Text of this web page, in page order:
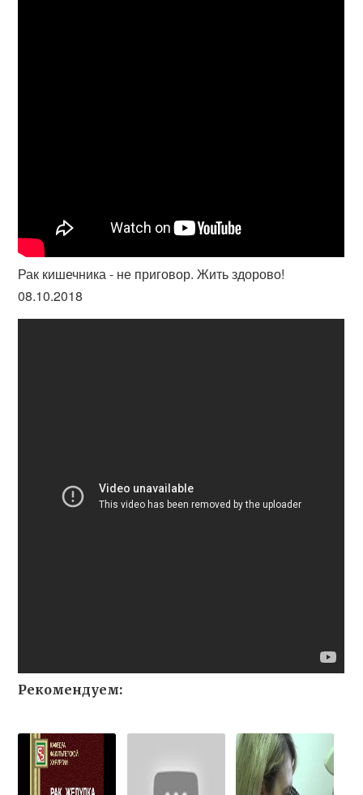
Рак кишечника - не приговор. Жить здорово!
08.10.2018
Рекомендуем: